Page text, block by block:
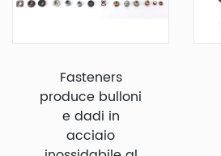
Fasteners
produce bulloni
e dadi in
acciaio